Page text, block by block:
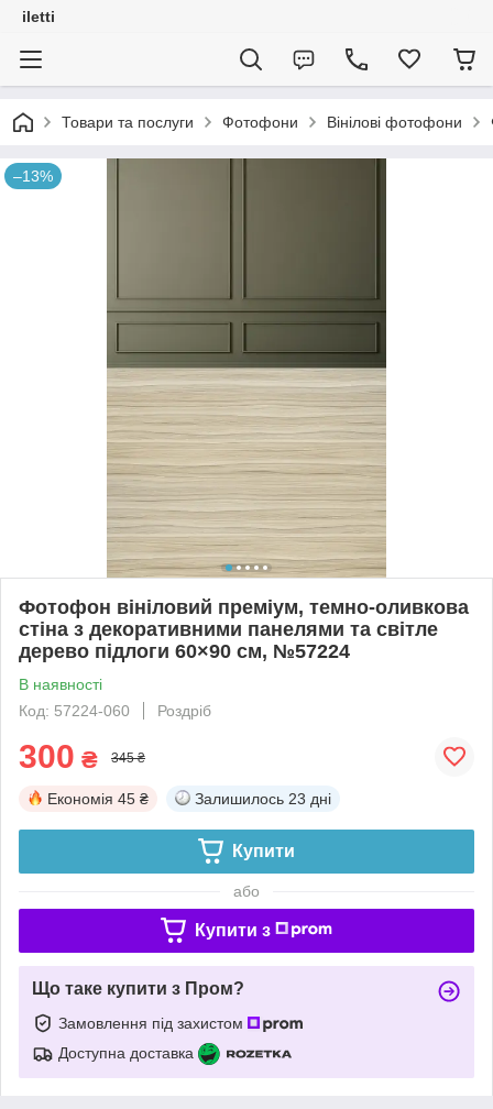
iletti
Товари та послуги Фотофони Вінілові фотофони
–13%
Фотофон вініловий преміум, темно-оливкова
стіна з декоративними панелями та світле
дерево підлоги 60×90 см, №57224
В наявності
Код: 57224-060
Роздріб
300 ₴ 345 ₴
Економія 45 ₴ Залишилось 23 дні
Купити
або
Купити з
Що таке купити з Пром?
Замовлення під захистом
Доступна доставка